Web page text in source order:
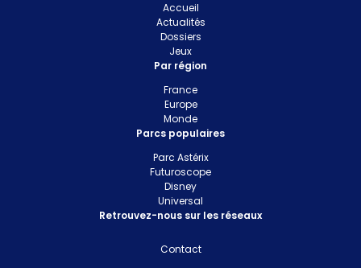
Accueil
Actualités
Dossiers
Jeux
Par région
France
Europe
Monde
Parcs populaires
Parc Astérix
Futuroscope
Disney
Universal
Retrouvez-nous sur les réseaux
Contact